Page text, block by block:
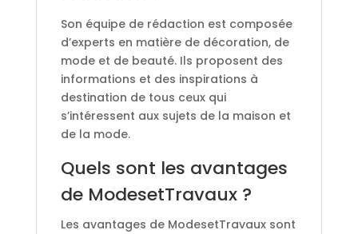
Son équipe de rédaction est composée
d’experts en matière de décoration, de
mode et de beauté. Ils proposent des
informations et des inspirations à
destination de tous ceux qui
s’intéressent aux sujets de la maison et
de la mode.
Quels sont les avantages
de ModesetTravaux ?
Les avantages de ModesetTravaux sont